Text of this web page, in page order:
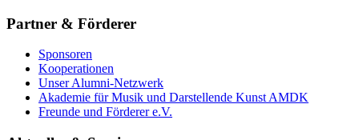
Partner & Förderer
Sponsoren
Kooperationen
Unser Alumni-Netzwerk
Akademie für Musik und Darstellende Kunst AMDK
Freunde und Förderer e.V.